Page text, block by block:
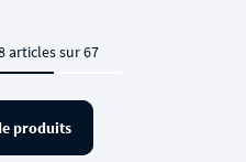
articles sur 67
produits